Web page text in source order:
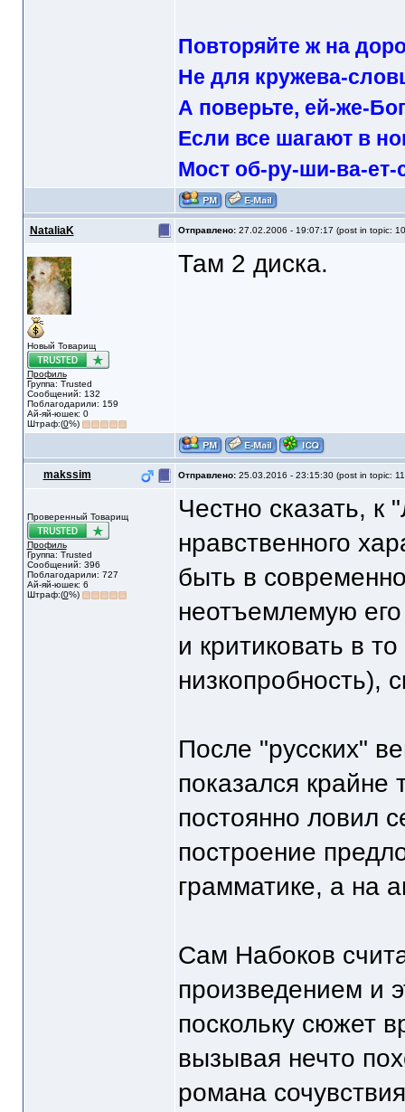
Повторяйте ж на
Не для кружева-
А поверьте, ей-же-
Если все шагают в
Мост об-ру-ши-ва-ет-
NataliaK Отправлено: 27.02.2006 - 19:07:17 (post in topic:
Новый Товарищ
Профиль
Группа: Trusted
Сообщений: 132
Поблагодарили: 159
Ай-яй-юшек: 0
Штраф:(0%)
Там 2 диска.
makssim Отправлено: 25.03.2016 - 23:15:30 (post in topic:
Проверенный Товарищ
Профиль
Группа: Trusted
Сообщений: 396
Поблагодарили: 727
Ай-яй-юшек: 6
Штраф:(0%)
Честно сказать, к
нравственного
быть в
неотъемлемую его
и критиковать в
низкопробность),
После "русских"
показался
постоянно ловил
построение
грамматике, а на
Сам Набоков
произведением и
поскольку сюжет
вызывая нечто
романа